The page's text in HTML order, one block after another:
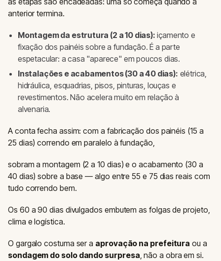
anterior termina.
Montagem da estrutura (2 a 10 dias): içamento e
fixação dos painéis sobre a fundação. É a parte
espetacular: a casa "aparece" em poucos dias.
Instalações e acabamentos (30 a 40 dias): elétrica,
hidráulica, esquadrias, pisos, pinturas, louças e
revestimentos. Não acelera muito em relação à
alvenaria.
A conta fecha assim: com a fabricação dos painéis (15 a
25 dias) correndo em paralelo à fundação,
sobram a montagem (2 a 10 dias) e o acabamento (30 a
40 dias) sobre a base — algo entre 55 e 75 dias reais com
tudo correndo bem.
Os 60 a 90 dias divulgados embutem as folgas de projeto,
clima e logística.
O gargalo costuma ser a aprovação na prefeitura ou a
sondagem do solo dando surpresa, não a obra em si.